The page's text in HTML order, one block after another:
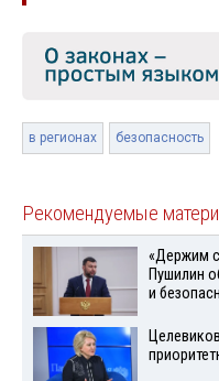
в регионах безопасность
Рекомендуемые
«Держим
Пушилин
и